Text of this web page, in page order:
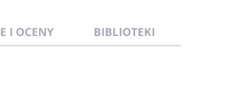
I OCENY BIBLIOTEKI